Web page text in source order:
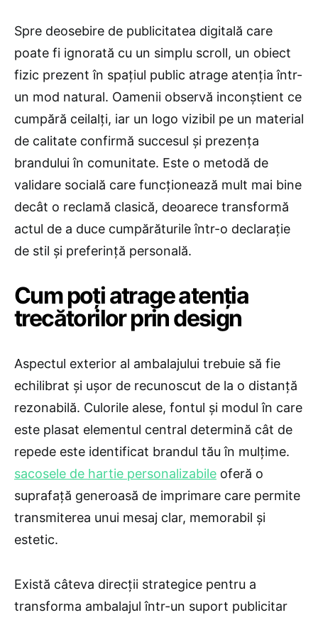
Spre deosebire de publicitatea digitală care
poate fi ignorată cu un simplu scroll, un obiect
fizic prezent în spațiul public atrage atenția într-
un mod natural. Oamenii observă inconștient ce
cumpără ceilalți, iar un logo vizibil pe un material
de calitate confirmă succesul și prezența
brandului în comunitate. Este o metodă de
validare socială care funcționează mult mai bine
decât o reclamă clasică, deoarece transformă
actul de a duce cumpărăturile într-o declarație
de stil și preferință personală.
​Cum poți atrage atenția
trecătorilor prin design
Aspectul exterior al ambalajului trebuie să fie
echilibrat și ușor de recunoscut de la o distanță
rezonabilă. Culorile alese, fontul și modul în care
este plasat elementul central determină cât de
repede este identificat brandul tău în mulțime.
sacosele de hartie personalizabile oferă o
suprafață generoasă de imprimare care permite
transmiterea unui mesaj clar, memorabil și
estetic.
Există câteva direcții strategice pentru a
transforma ambalajul într-un suport publicitar